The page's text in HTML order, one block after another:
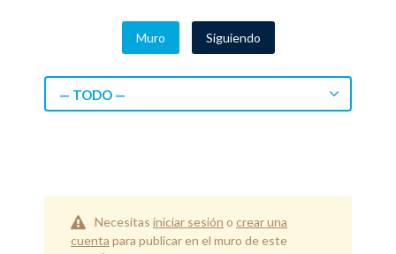
Muro Siguiendo
— TODO —
Necesitas iniciar sesión o crear una
cuenta para publicar en el muro de este